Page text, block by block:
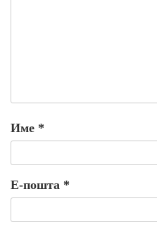
Име *
Е-пошта *